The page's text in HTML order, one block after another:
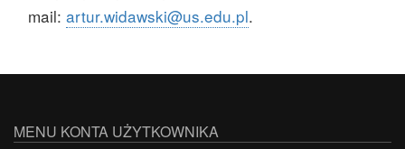
mail: artur.widawski@us.edu.pl.
MENU KONTA UŻYTKOWNIKA